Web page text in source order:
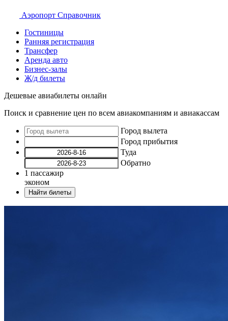
Аэропорт Справочник
Гостиницы
Ранняя регистрация
Трансфер
Аренда авто
Бизнес-залы
Ж/д билеты
Дешевые авиабилеты онлайн
Поиск и сравнение цен по всем авиакомпаниям и авиакассам
Город вылета
Город прибытия
Туда
Обратно
1 пассажир
эконом
Найти билеты